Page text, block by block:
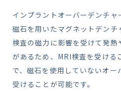
インプラントオーバーデンチャ
磁石を用いたマグネットデン
検査の磁力に影響を受けて発
があるため、MRI検査を受ける
で、磁石を使用していないオー
受けることが可能です。